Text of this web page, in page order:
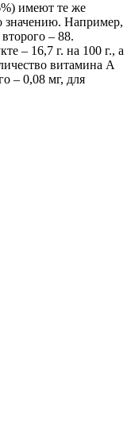
имеют те же
значению. Например,
– 88.
– 16,7 г. на 100 г., а
витамина А
– 0,08 мг, для